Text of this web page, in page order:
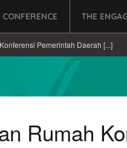
CONFERENCE THE
Pemerintah Daerah [...]
Rumah